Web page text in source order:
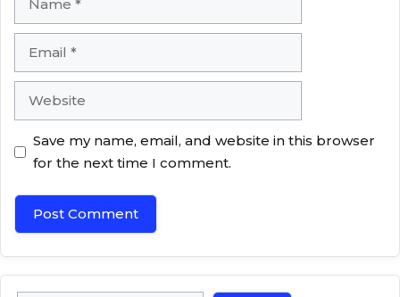
Website
Save my name, email, and website in this browser
for the next time I comment.